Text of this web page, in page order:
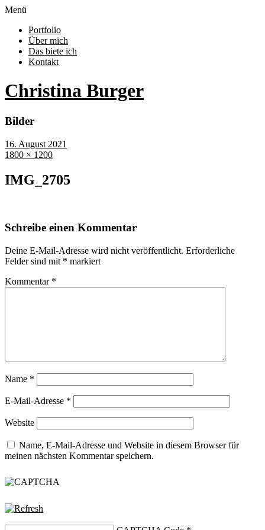
Menü
Portfolio
Über mich
Das biete ich
Kontakt
Christina Burger
Bilder
16. August 2021
1800 × 1200
IMG_2705
Schreibe einen Kommentar
Deine E-Mail-Adresse wird nicht veröffentlicht. Erforderliche
Felder sind mit * markiert
Kommentar *
Name *
E-Mail-Adresse *
Website
Name, E-Mail-Adresse und Website in diesem Browser für
meinen nächsten Kommentar speichern.